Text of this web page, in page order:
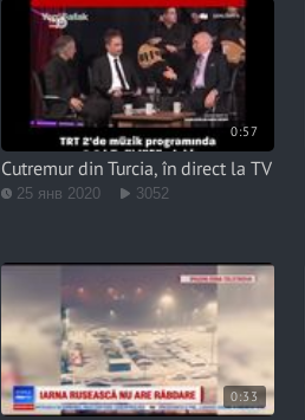
0:57
Cutremur din Turcia, în direct la TV
25 янв 2020 3052
0:33